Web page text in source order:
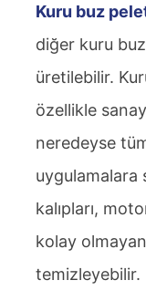
Kuru buz
diğer kuru
üretilebilir.
özellikle
neredeyse
uygulamalara
kalıpları,
kolay
temizleyebilir.